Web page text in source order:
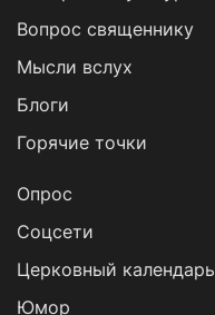
Вопрос священнику
Мысли вслух
Блоги
Горячие точки
Опрос
Cоцсети
Церковный календарь
Юмор